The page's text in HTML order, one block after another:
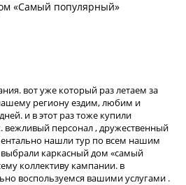
вот уже который раз летаем за
региону ездим, любим и
и в этот раз тоже купили
вежливый персонал , дружественный
нашли тур по всем нашим
каркасный дом «самый
коллективу кампании. в
воспользуемся вашими услугами .